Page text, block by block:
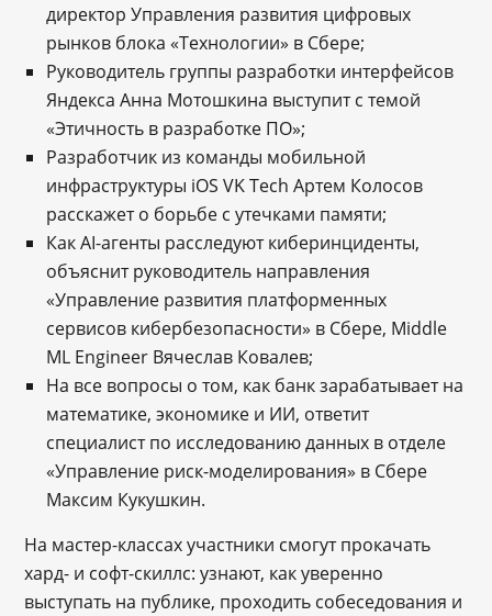
директор Управления развития цифровых
рынков блока «Технологии» в Сбере;
Руководитель группы разработки интерфейсов
Яндекса Анна Мотошкина выступит с темой
«Этичность в разработке ПО»;
Разработчик из команды мобильной
инфраструктуры iOS VK Tech Артем Колосов
расскажет о борьбе с утечками памяти;
Как AI-агенты расследуют киберинциденты,
объяснит руководитель направления
«Управление развития платформенных
сервисов кибербезопасности» в Сбере, Middle
ML Engineer Вячеслав Ковалев;
На все вопросы о том, как банк зарабатывает на
математике, экономике и ИИ, ответит
специалист по исследованию данных в отделе
«Управление риск-моделирования» в Сбере
Максим Кукушкин.
На мастер-классах участники смогут прокачать
хард- и софт-скиллс: узнают, как уверенно
выступать на публике, проходить собеседования и